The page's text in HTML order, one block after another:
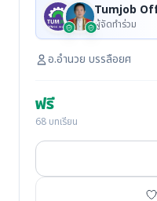
ผู้จัดทำร่วม
อ.อำนวย บรรลือยศ
ฟรี
68 บทเรียน